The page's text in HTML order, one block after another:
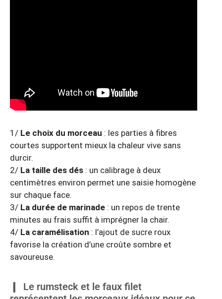
1/ Le choix du morceau : les parties à fibres
courtes supportent mieux la chaleur vive sans
durcir.
2/ La taille des dés : un calibrage à deux
centimètres environ permet une saisie homogène
sur chaque face.
3/ La durée de marinade : un repos de trente
minutes au frais suffit à imprégner la chair.
4/ La caramélisation : l’ajout de sucre roux
favorise la création d’une croûte sombre et
savoureuse.
Le rumsteck et le faux filet